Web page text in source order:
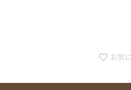
お気